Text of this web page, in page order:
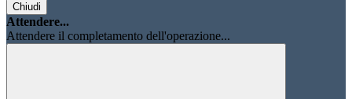
Chiudi
Attendere...
Attendere il completamento dell'operazione...